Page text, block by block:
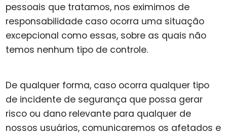
pessoais que tratamos, nos eximimos de
responsabilidade caso ocorra uma situação
excepcional como essas, sobre as quais não
temos nenhum tipo de controle.
De qualquer forma, caso ocorra qualquer tipo
de incidente de segurança que possa gerar
risco ou dano relevante para qualquer de
nossos usuários, comunicaremos os afetados e